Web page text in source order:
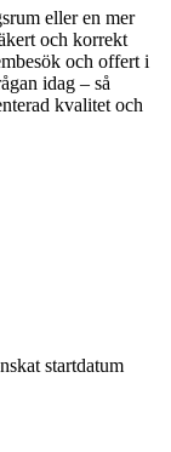
eller en mer
och korrekt
och offert i
idag – så
kvalitet och
startdatum